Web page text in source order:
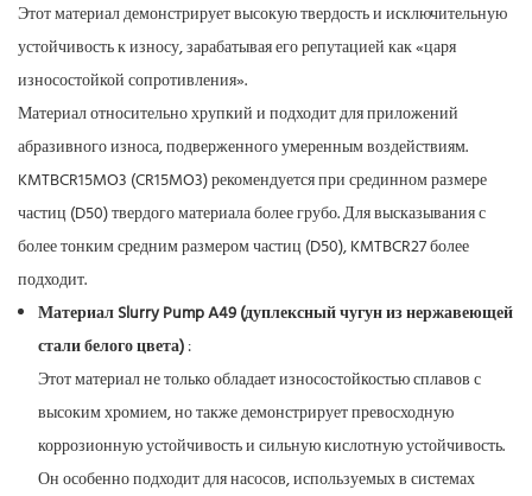
Этот материал демонстрирует высокую твердость и исключительную
устойчивость к износу, зарабатывая его репутацией как «царя
износостойкой сопротивления».
Материал относительно хрупкий и подходит для приложений
абразивного износа, подверженного умеренным воздействиям.
KMTBCR15MO3 (CR15MO3) рекомендуется при срединном размере
частиц (D50) твердого материала более грубо. Для высказывания с
более тонким средним размером частиц (D50), KMTBCR27 более
подходит.
Материал Slurry Pump A49 (дуплексный чугун из нержавеющей
стали белого цвета):
Этот материал не только обладает износостойкостью сплавов с
высоким хромием, но также демонстрирует превосходную
коррозионную устойчивость и сильную кислотную устойчивость.
Он особенно подходит для насосов, используемых в системах